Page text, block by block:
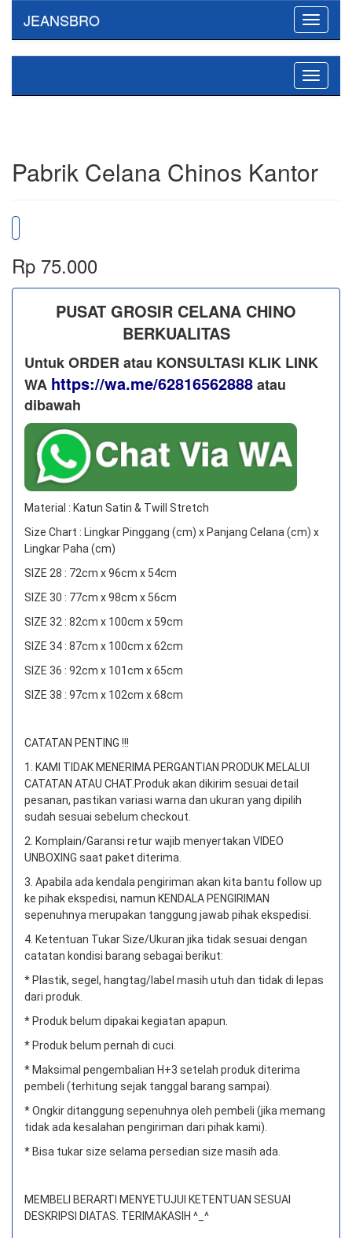
Toggle
JEANSBRO
Toggle
Pabrik Celana Chinos Kantor
Rp 75.000
PUSAT GROSIR CELANA CHINO
BERKUALITAS
Untuk ORDER atau KONSULTASI KLIK LINK
WA https://wa.me/62816562888​ atau
dibawah
Material : Katun Satin & Twill Stretch
Size Chart : Lingkar Pinggang (cm) x Panjang Celana (cm) x
Lingkar Paha (cm)
SIZE 28 : 72cm x 96cm x 54cm
SIZE 30 : 77cm x 98cm x 56cm
SIZE 32 : 82cm x 100cm x 59cm
SIZE 34 : 87cm x 100cm x 62cm
SIZE 36 : 92cm x 101cm x 65cm
SIZE 38 : 97cm x 102cm x 68cm
CATATAN PENTING !!!
1. KAMI TIDAK MENERIMA PERGANTIAN PRODUK MELALUI
CATATAN ATAU CHAT.Produk akan dikirim sesuai detail
pesanan, pastikan variasi warna dan ukuran yang dipilih
sudah sesuai sebelum checkout.
2. Komplain/Garansi retur wajib menyertakan VIDEO
UNBOXING saat paket diterima.
3. Apabila ada kendala pengiriman akan kita bantu follow up
ke pihak ekspedisi, namun KENDALA PENGIRIMAN
sepenuhnya merupakan tanggung jawab pihak ekspedisi.
4. Ketentuan Tukar Size/Ukuran jika tidak sesuai dengan
catatan kondisi barang sebagai berikut:
* Plastik, segel, hangtag/label masih utuh dan tidak di lepas
dari produk.
* Produk belum dipakai kegiatan apapun.
* Produk belum pernah di cuci.
* Maksimal pengembalian H+3 setelah produk diterima
pembeli (terhitung sejak tanggal barang sampai).
* Ongkir ditanggung sepenuhnya oleh pembeli (jika memang
tidak ada kesalahan pengiriman dari pihak kami).
* Bisa tukar size selama persedian size masih ada.
MEMBELI BERARTI MENYETUJUI KETENTUAN SESUAI
DESKRIPSI DIATAS. TERIMAKASIH ^_^